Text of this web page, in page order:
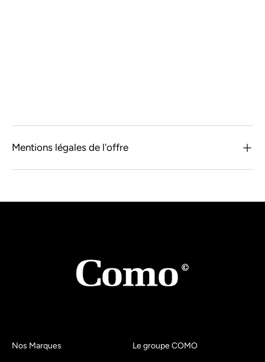
Mentions légales de l'offre
Nos Marques Le groupe COMO